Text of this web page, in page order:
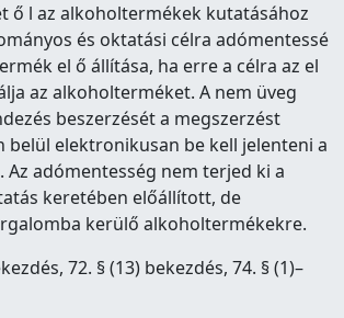
ő l az alkoholtermékek kutatásához
és oktatási célra adómentessé
el ő állítása, ha erre a célra az el
az alkoholterméket. A nem üveg
beszerzését a megszerzést
belül elektronikusan be kell jelenteni a
Az adómentesség nem terjed ki a
keretében előállított, de
kerülő alkoholtermékekre.
72. § (13) bekezdés, 74. § (1)–